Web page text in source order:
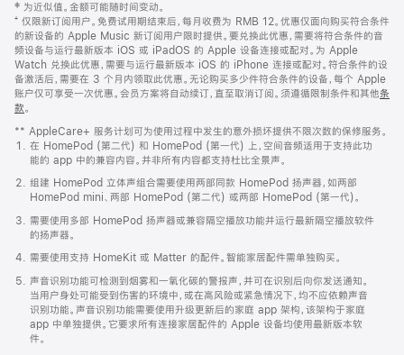
页
页
脚
注
‡ 为近似值。金额可能随时间变动。
⁺ 仅限新订阅用户。免费试用期结束后，每月收费为 RMB 12。优惠仅面向购买符合条件
的新设备的 Apple Music 新订阅用户限时提供。要兑换此优惠，需要将符合条件的音
频设备与运行最新版本 iOS 或 iPadOS 的 Apple 设备连接或配对。为 Apple
Watch 兑换此优惠，需要与运行最新版本 iOS 的 iPhone 连接或配对。符合条件的设
备激活后，需要在 3 个月内领取此优惠。无论购买多少件符合条件的设备，每个 Apple
账户仅可享受一次优惠。会员方案将自动续订，直至取消订阅。须遵循限制条件和其他条
款。
窗
口
中
打
开)
** AppleCare+ 服务计划可为使用过程中发生的意外损坏提供不限次数的保修服务。
在 HomePod (第二代) 和 HomePod (第一代) 上，空间音频适用于支持此功
能的 app 中的兼容内容。并非所有内容都支持杜比全景声。
组建 HomePod 立体声组合需要使用两部同款 HomePod 扬声器，如两部
HomePod mini、两部 HomePod (第二代) 或两部 HomePod (第一代)。
需要使用多部 HomePod 扬声器或兼容隔空播放功能并运行最新隔空播放软件
的扬声器。
需要使用支持 HomeKit 或 Matter 的配件。智能家居配件需单独购买。
声音识别功能可检测到烟雾和一氧化碳的警报声，并可在识别后向你发送通知。
当用户身处可能受到伤害的环境中，或在高风险或紧急情况下，均不应依赖声音
识别功能。声音识别功能需要使用升级更新后的家庭 app 架构，该架构于家庭
app 中单独提供。它要求所有连接家居配件的 Apple 设备均使用最新版本软
件。